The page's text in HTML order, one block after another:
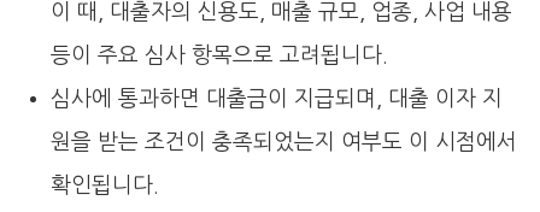
이 때, 대출자의 신용도, 매출 규모, 업종, 사업 내용
등이 주요 심사 항목으로 고려됩니다.
심사에 통과하면 대출금이 지급되며, 대출 이자 지
원을 받는 조건이 충족되었는지 여부도 이 시점에서
확인됩니다.